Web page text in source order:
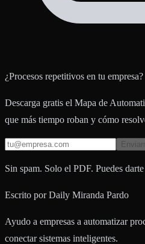
¿Procesos repetitivos en tu empresa?
Descarga gratis el Mapa de
que más tiempo roban y cómo
Sin spam. Solo el PDF. Puedes
Escrito por Daily Miranda Pardo
Ayudo a empresas a automatizar
conectar sistemas inteligentes.